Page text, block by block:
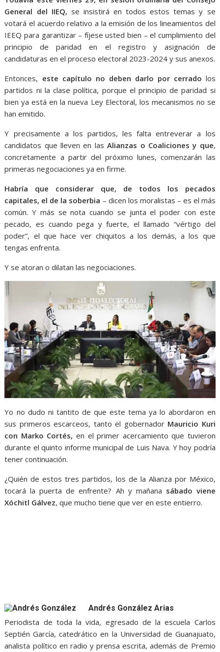
General del IIEQ, se insistirá en todos estos temas y se
votará el acuerdo relativo a la emisión de los lineamientos del
IEEQ para garantizar – fíjese usted bien – el cumplimiento del
principio de paridad en el registro y asignación de
candidaturas en el proceso electoral 2023-2024 y sus anexos.
Entonces, este capítulo no deben darlo por cerrado los
partidos ni la clase política, porque el principio de paridad si
bien ya está en la nueva Ley Electoral, los mecanismos no se
han emitido.
Y precisamente a los partidos, les falta entreverar a los
candidatos que lleven en las Alianzas o Coaliciones y que,
concretamente a partir del próximo lunes, comenzarán las
primeras negociaciones ya en firme.
Habría que considerar que, de todos los pecados
capitales, el de la soberbia – dicen los moralistas – es el más
común. Y más se nota cuando se junta el poder con este
pecado, es cuando pega y fuerte, el llamado “vértigo del
poder”, el que hace ver chiquitos a los demás, a los que
tengas enfrenta.
Y se atoran o dilatan las negociaciones.
Yo no dudo ni tantito de que este tema ya lo abordaron en
sus primeros escarceos, tanto el gobernador Mauricio Kuri
con Marko Cortés, en el primer acercamiento que tuvieron
durante el quinto informe municipal de Luis Nava. Y hoy podría
tener continuación.
¿Quién de estos tres partidos, los de la Alianza por México,
tocará la puerta de enfrente? Ah y mañana sábado viene
Xóchitl Gálvez, que mucho tiene que ver en este entierro.
Andrés González Arias
Periodista de toda la vida, egresado de la escuela Carlos
Septién García, catedrático en la Universidad de Guanajuato,
analista político en radio y prensa escrita, además de Premio